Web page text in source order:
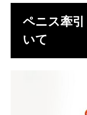
ペニス牽
いて